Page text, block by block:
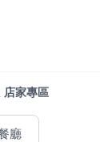
店家專區
廳